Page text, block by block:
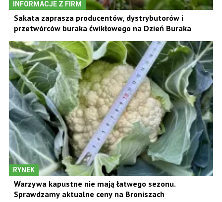
INFORMACJE Z FIRM
Sakata zaprasza producentów, dystrybutorów i
przetwórców buraka ćwikłowego na Dzień Buraka
RYNEK
Warzywa kapustne nie mają łatwego sezonu.
Sprawdzamy aktualne ceny na Broniszach